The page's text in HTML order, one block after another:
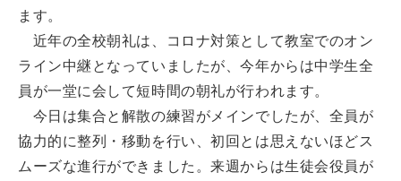
ます。
近年の全校朝礼は、コロナ対策として教室でのオン
ライン中継となっていましたが、今年からは中学生全
員が一堂に会して短時間の朝礼が行われます。
今日は集合と解散の練習がメインでしたが、全員が
協力的に整列・移動を行い、初回とは思えないほどス
ムーズな進行ができました。来週からは生徒会役員が